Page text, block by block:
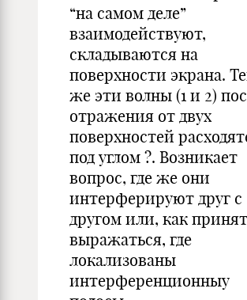
“на самом деле”
взаимодействуют,
складываются на
поверхности экрана.
же эти волны (1 и 2)
отражения от двух
поверхностей
под углом ?. Возникает
вопрос, где же они
интерферируют друг с
другом или, как
выражаться, где
локализованы
интерференционныу